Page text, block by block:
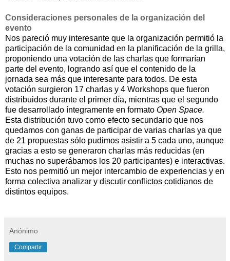
Consideraciones personales de la organización del
evento
Nos pareció muy interesante que la organización permitió la
participación de la comunidad en la planificación de la grilla,
proponiendo una votación de las charlas que formarían
parte del evento, logrando así que el contenido de la
jornada sea más que interesante para todos. De esta
votación surgieron 17 charlas y 4 Workshops que fueron
distribuidos durante el primer día, mientras que el segundo
fue desarrollado íntegramente en formato Open Space.
Esta distribución tuvo como efecto secundario que nos
quedamos con ganas de participar de varias charlas ya que
de 21 propuestas sólo pudimos asistir a 5 cada uno, aunque
gracias a esto se generaron charlas más reducidas (en
muchas no superábamos los 20 participantes) e interactivas.
Esto nos permitió un mejor intercambio de experiencias y en
forma colectiva analizar y discutir conflictos cotidianos de
distintos equipos.
Anónimo
Compartir